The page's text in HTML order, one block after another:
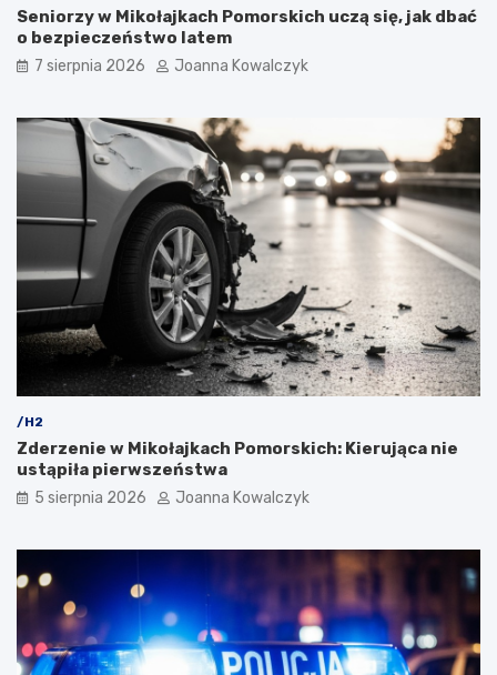
Seniorzy w Mikołajkach Pomorskich uczą się, jak dbać
o bezpieczeństwo latem
7 sierpnia 2026 Joanna Kowalczyk
/H2
Zderzenie w Mikołajkach Pomorskich: Kierująca nie
ustąpiła pierwszeństwa
5 sierpnia 2026 Joanna Kowalczyk